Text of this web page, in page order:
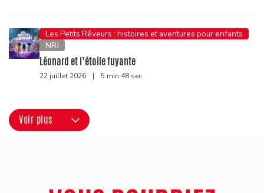
Les Petits Rêveurs : histoires et aventures pour enfants
NRJ
Léonard et l’étoile fuyante
22 juillet 2026 | 5 min 48 sec
Voir plus